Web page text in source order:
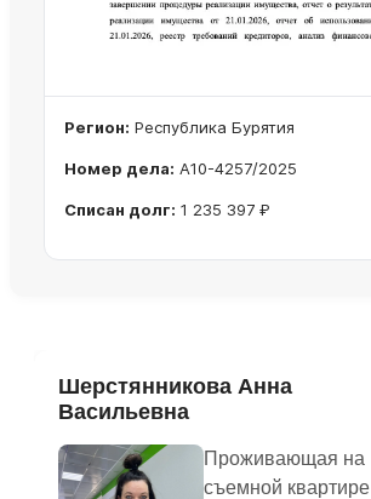
Регион: Республика Бурятия
Номер дела: А10-4257/2025
Списан долг: 1 235 397 ₽
Шерстянникова Анна
Васильевна
Проживающая на
съемной квартире